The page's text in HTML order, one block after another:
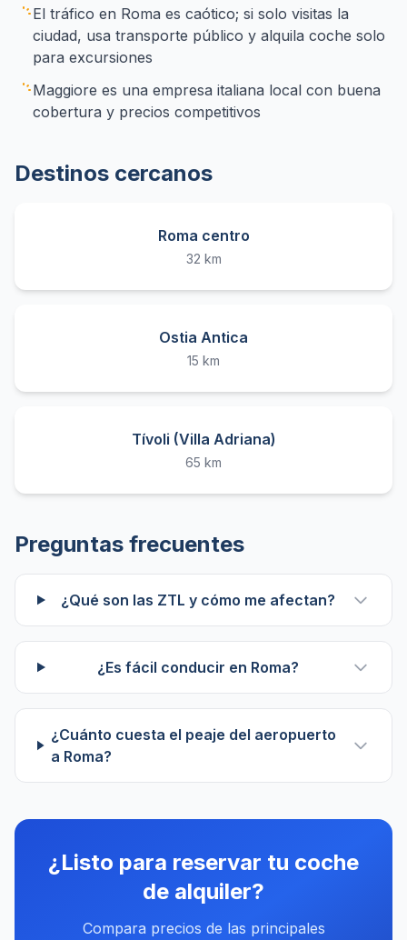
El tráfico en Roma es caótico; si solo visitas la
ciudad, usa transporte público y alquila coche solo
para excursiones
Maggiore es una empresa italiana local con buena
cobertura y precios competitivos
Destinos cercanos
Roma centro
32 km
Ostia Antica
15 km
Tívoli (Villa Adriana)
65 km
Preguntas frecuentes
¿Qué son las ZTL y cómo me afectan?
¿Es fácil conducir en Roma?
¿Cuánto cuesta el peaje del aeropuerto
a Roma?
¿Listo para reservar tu coche
de alquiler?
Compara precios de las principales